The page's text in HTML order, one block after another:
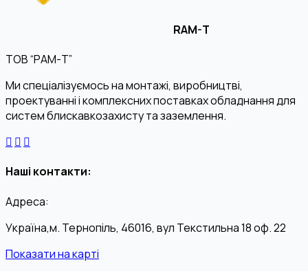
RAM-T
ТОВ “РАМ-Т”
Ми спеціалізуємось на монтажі, виробництві,
проектуванні і комплексних поставках обладнання для
систем блискавкозахисту та заземлення.
Наші контакти:
Адреса:
Україна,м. Тернопіль, 46016, вул Текстильна 18 оф. 22
Показати на карті